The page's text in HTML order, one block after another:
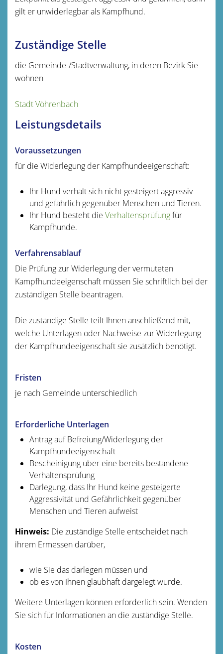
gilt er unwiderlegbar als Kampfhund.
Zuständige Stelle
die Gemeinde-/Stadtverwaltung, in deren Bezirk Sie
wohnen
Stadt Vöhrenbach
Leistungsdetails
Voraussetzungen
für die Widerlegung der Kampfhundeeigenschaft:
Ihr Hund verhält sich nicht gesteigert aggressiv
und gefährlich gegenüber Menschen und Tieren.
Ihr Hund besteht die Verhaltensprüfungfür
Kampfhunde.
Verfahrensablauf
Die Prüfung zur Widerlegung der vermuteten
Kampfhundeeigenschaft müssen Sie schriftlich bei der
zuständigen Stelle beantragen.
Die zuständige Stelle teilt Ihnen anschließend mit,
welche Unterlagen oder Nachweise zur Widerlegung
der Kampfhundeeigenschaft sie zusätzlich benötigt.
Fristen
je nach Gemeinde unterschiedlich
Erforderliche Unterlagen
Antrag auf Befreiung/Widerlegung der
Kampfhundeeigenschaft
Bescheinigung über eine bereits bestandene
Verhaltensprüfung
Darlegung, dass Ihr Hund keine gesteigerte
Aggressivität und Gefährlichkeit gegenüber
Menschen und Tieren aufweist
Hinweis: Die zuständige Stelle entscheidet nach
ihrem Ermessen darüber,
wie Sie das darlegen müssen und
ob es von Ihnen glaubhaft dargelegt wurde.
Weitere Unterlagen können erforderlich sein. Wenden
Sie sich für Informationen an die zuständige Stelle.
Kosten